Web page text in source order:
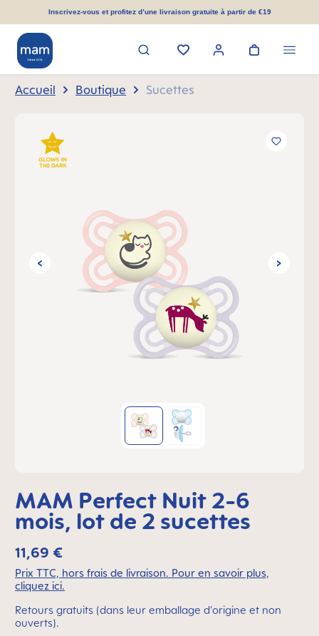
principal
Inscrivez-vous et profitez d’une livraison gratuite à partir de €19
Accueil Boutique Sucettes
MAM Perfect Nuit 2-6
mois, lot de 2 sucettes
11,69 €
Prix TTC, hors frais de livraison. Pour en savoir plus,
cliquez ici.
Retours gratuits (dans leur emballage d'origine et non
ouverts).